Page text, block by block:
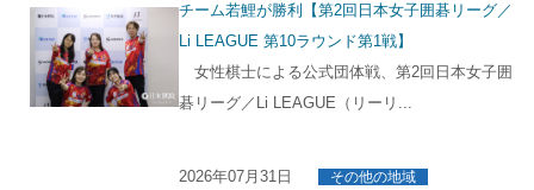
チーム若鯉が勝利【第2回日本女子囲碁リーグ／
Li LEAGUE 第10ラウンド第1戦】
女性棋士による公式団体戦、第2回日本女子囲
碁リーグ／Li LEAGUE（リーリ...
2026年07月31日 その他の地域